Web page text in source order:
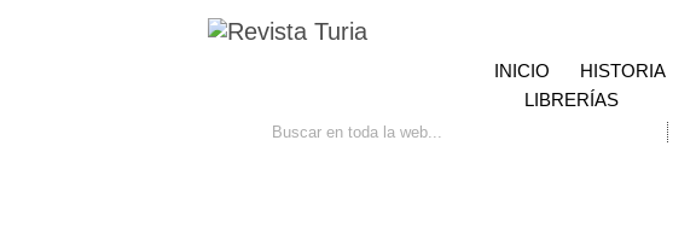
INICIO HISTORIA
LIBRERÍAS